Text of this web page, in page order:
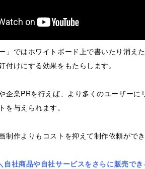
」ではホワイトボード上で書いたり消え
付けにする効果をもたらします。
企業PRを行えば、より多くのユーザーに
を与えられます。
制作よりもコストを抑えて制作依頼がで
自社商品や自社サービスをさらに販売で